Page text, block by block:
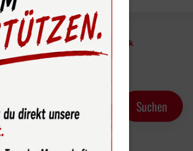
bei Borussia ihr Comeback